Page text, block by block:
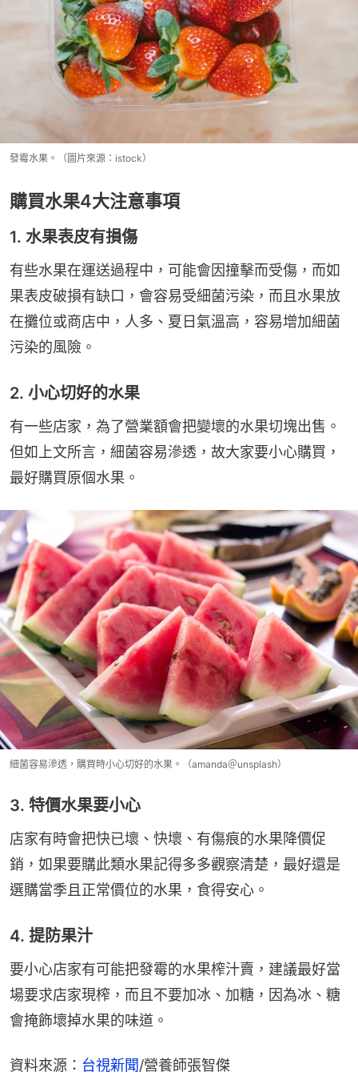
發霉水果。（圖片來源：istock）
購買水果4大注意事項
1. 水果表皮有損傷
有些水果在運送過程中，可能會因撞擊而受傷，而如
果表皮破損有缺口，會容易受細菌污染，而且水果放
在攤位或商店中，人多、夏日氣溫高，容易增加細菌
污染的風險。
2. 小心切好的水果
有一些店家，為了營業額會把變壞的水果切塊出售。
但如上文所言，細菌容易滲透，故大家要小心購買，
最好購買原個水果。
細菌容易滲透，購買時小心切好的水果。（amanda＠unsplash）
3. 特價水果要小心
店家有時會把快已壞、快壞、有傷痕的水果降價促
銷，如果要購此類水果記得多多觀察清楚，最好還是
選購當季且正常價位的水果，食得安心。
4. 提防果汁
要小心店家有可能把發霉的水果榨汁賣，建議最好當
場要求店家現榨，而且不要加冰、加糖，因為冰、糖
會掩飾壞掉水果的味道。
資料來源： 台視新聞/營養師張智傑